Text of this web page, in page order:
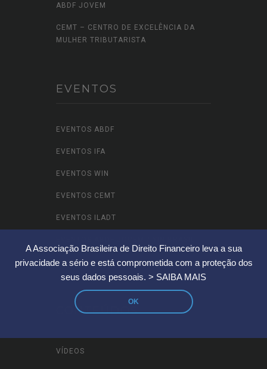
A Associação Brasileira de Direito Financeiro leva a sua
privacidade a sério e está comprometida com a proteção dos
seus dados pessoais. > SAIBA MAIS
OK
ABDF JOVEM
CEMT – CENTRO DE EXCELÊNCIA DA
MULHER TRIBUTARISTA
EVENTOS
EVENTOS ABDF
EVENTOS IFA
EVENTOS WIN
EVENTOS CEMT
EVENTOS ILADT
OUTROS
CONTEÚDOS
VÍDEOS